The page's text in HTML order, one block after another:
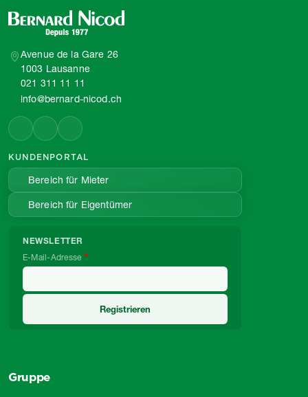
Avenue de la Gare 26
1003 Lausanne
021 311 11 11
info@bernard-nicod.ch
KUNDENPORTAL
Bereich für Mieter
Bereich für Eigentümer
NEWSLETTER
E-Mail-Adresse
Gruppe